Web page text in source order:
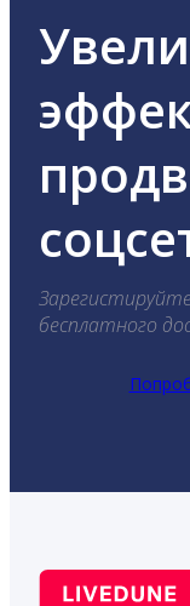
бесплатного